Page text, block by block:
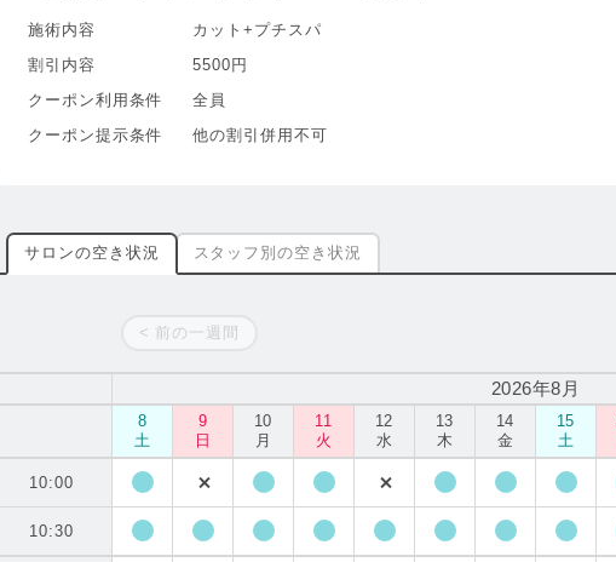
施術内容
カット+プチスパ
割引内容
5500円
クーポン利用条件
全員
クーポン提示条件
他の割引併用不可
サロンの空き状況 スタッフ別の空き状況
< 前の一週間
2026年8月
8
土
9
日
10
月
11
火
12
水
13
木
14
金
15
土
10:00
10:30